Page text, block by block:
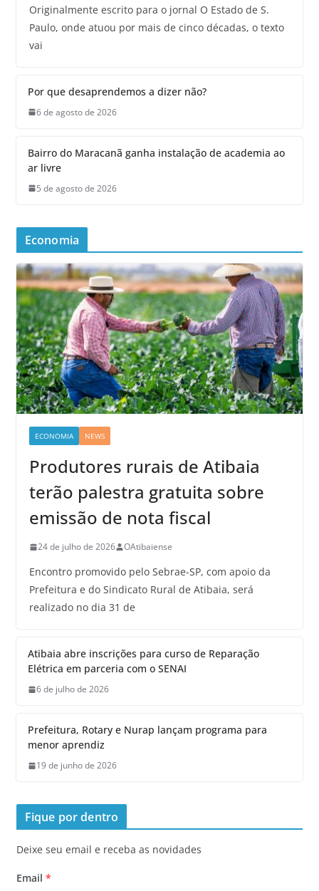
Originalmente escrito para o jornal O Estado de S.
Paulo, onde atuou por mais de cinco décadas, o texto
vai
Por que desaprendemos a dizer não?
6 de agosto de 2026
Bairro do Maracanã ganha instalação de academia ao
ar livre
5 de agosto de 2026
Economia
ECONOMIA NEWS
Produtores rurais de Atibaia
terão palestra gratuita sobre
emissão de nota fiscal
24 de julho de 2026 OAtibaiense
Encontro promovido pelo Sebrae-SP, com apoio da
Prefeitura e do Sindicato Rural de Atibaia, será
realizado no dia 31 de
Atibaia abre inscrições para curso de Reparação
Elétrica em parceria com o SENAI
6 de julho de 2026
Prefeitura, Rotary e Nurap lançam programa para
menor aprendiz
19 de junho de 2026
Fique por dentro
Deixe seu email e receba as novidades
Email *